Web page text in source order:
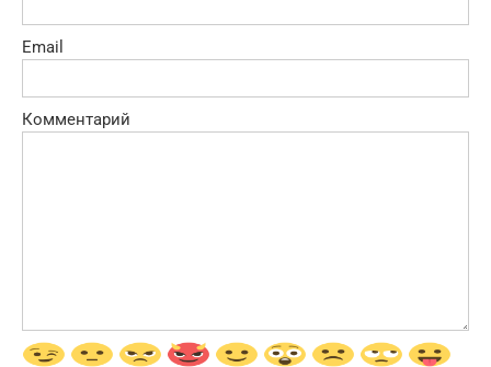
Email
Комментарий